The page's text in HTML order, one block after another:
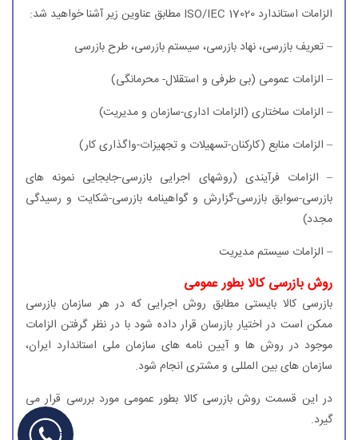
الزامات استاندارد ISO/IEC 17020 مطابق عناوین زیر آشنا خواهید شد:
– تعریف بازرسی، نهاد بازرسی، سیستم بازرسی، طرح بازرسی
– الزامات عمومی (بی طرفی و استقلال- محرمانگی)
– الزامات ساختاری (الزامات اداری-سازمان و مدیریت)
– الزامات منابع (كاركنان-تسهیلات و تجهیزات-واگذاری كار)
– الزامات فرآیندی (روشهای اجرایی بازرسی-جابجایی نمونه های
بازرسی-سوابق بازرسی-گزارش و گواهینامه بازرسی-شكایت و رسیدگی
مجدد)
– الزامات سیستم مدیریت
روش بازرسی كالا بطور عمومی
بازرسی كالا بایستی مطابق روش اجرایی كه در هر سازمان بازرسی
ممكن است در اختیار بازرسان قرار داده شود با در نظر گرفتن الزامات
موجود در روش ها و آیین نامه های سازمان ملی استاندارد ایران،
سازمان های بین المللی و مشتری انجام شود.
در این قسمت روش بازرسی كالا بطور عمومی مورد بررسی قرار می
گیرد.